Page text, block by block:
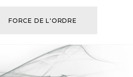
FORCE DE L'ORDRE